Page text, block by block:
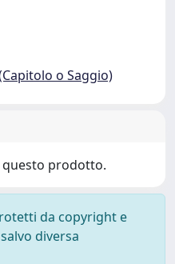
o Saggio)
questo prodotto.
da copyright e
diversa